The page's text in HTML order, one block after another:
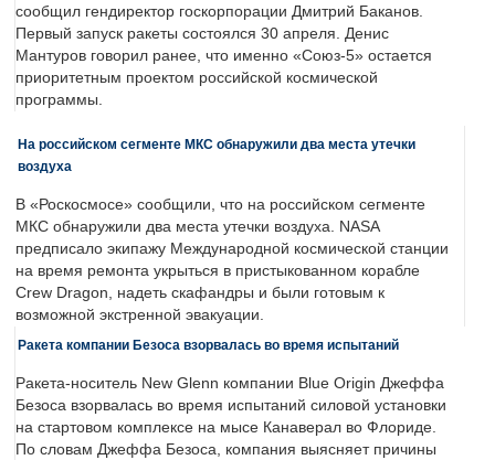
сообщил гендиректор госкорпорации Дмитрий Баканов.
Первый запуск ракеты состоялся 30 апреля. Денис
Мантуров говорил ранее, что именно «Союз-5» остается
приоритетным проектом российской космической
программы.
На российском сегменте МКС обнаружили два места утечки
воздуха
В «Роскосмосе» сообщили, что на российском сегменте
МКС обнаружили два места утечки воздуха. NASA
предписало экипажу Международной космической станции
на время ремонта укрыться в пристыкованном корабле
Crew Dragon, надеть скафандры и были готовым к
возможной экстренной эвакуации.
Ракета компании Безоса взорвалась во время испытаний
Ракета-носитель New Glenn компании Blue Origin Джеффа
Безоса взорвалась во время испытаний силовой установки
на стартовом комплексе на мысе Канаверал во Флориде.
По словам Джеффа Безоса, компания выясняет причины